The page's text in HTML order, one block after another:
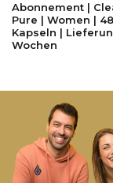
Abonnement |
Pure | Women |
Kapseln |
Wochen